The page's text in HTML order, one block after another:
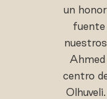
un
fuente
Ahmed
centro